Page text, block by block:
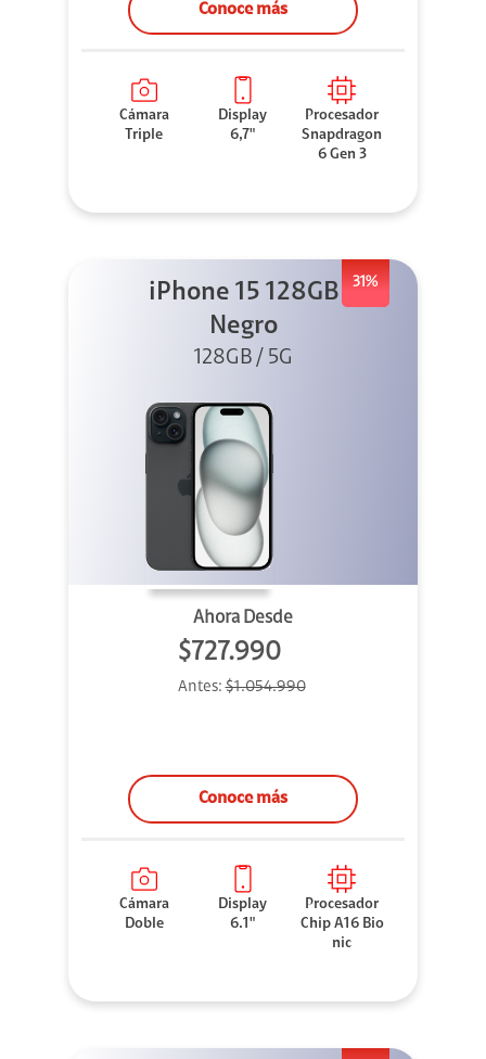
Conoce más
Cámara
Triple
Display
6,7"
Procesador
Snapdragon
6 Gen 3
31%
iPhone 15 128GB
Negro
128GB / 5G
Ahora Desde
$727.990
Antes:$1.054.990
Conoce más
Cámara
Doble
Display
6.1"
Procesador
Chip A16 Bio
nic